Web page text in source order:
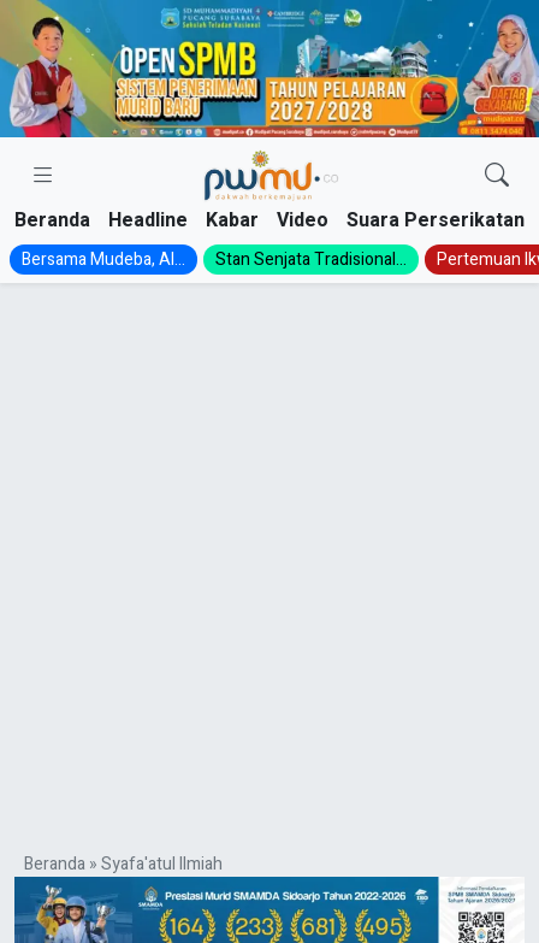
Skip
content
Beranda Headline Kabar Video Suara Perserikatan
Bersama Mudeba, Al... Stan Senjata Tradisional... Pertemuan
Beranda»Syafa'atul Ilmiah